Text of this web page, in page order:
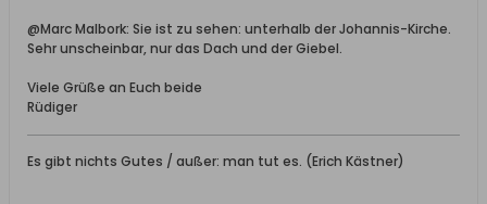
@Marc Malbork: Sie ist zu sehen: unterhalb der Johannis-Kirche.
Sehr unscheinbar, nur das Dach und der Giebel.
Viele Grüße an Euch beide
Rüdiger
Es gibt nichts Gutes / außer: man tut es. (Erich Kästner)